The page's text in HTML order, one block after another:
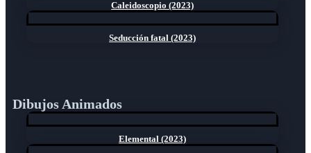
Caleidoscopio (2023)
Seducción fatal (2023)
Dibujos Animados
Elemental (2023)